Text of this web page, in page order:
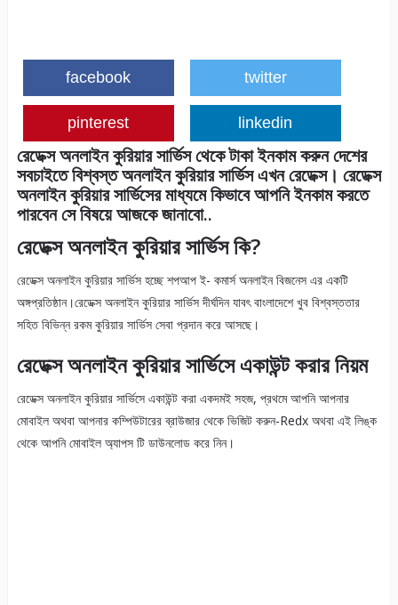
facebook twitter
pinterest linkedin
রেডেক্স অনলাইন কুরিয়ার সার্ভিস থেকে টাকা ইনকাম করুন দেশের
সবচাইতে বিশ্বস্ত অনলাইন কুরিয়ার সার্ভিস এখন রেডেক্স। রেডেক্স
অনলাইন কুরিয়ার সার্ভিসের মাধ্যমে কিভাবে আপনি ইনকাম করতে
পারবেন সে বিষয়ে আজকে জানাবো..
রেডেক্স অনলাইন কুরিয়ার সার্ভিস কি?
রেডেক্স অনলাইন কুরিয়ার সার্ভিস হচ্ছে শপআপ ই- কমার্স অনলাইন বিজনেস এর একটি
অঙ্গপ্রতিষ্ঠান।রেডেক্স অনলাইন কুরিয়ার সার্ভিস দীর্ঘদিন যাবৎ বাংলাদেশে খুব বিশ্বস্ততার
সহিত বিভিন্ন রকম কুরিয়ার সার্ভিস সেবা প্রদান করে আসছে।
রেডেক্স অনলাইন কুরিয়ার সার্ভিসে একাউন্ট করার নিয়ম
রেডেক্স অনলাইন কুরিয়ার সার্ভিসে একাউন্ট করা একদমই সহজ, প্রথমে আপনি আপনার
মোবাইল অথবা আপনার কম্পিউটারের ব্রাউজার থেকে ভিজিট করুন-Redx অথবা এই লিঙ্ক
থেকে আপনি মোবাইল অ্যাপস টি ডাউনলোড করে নিন।